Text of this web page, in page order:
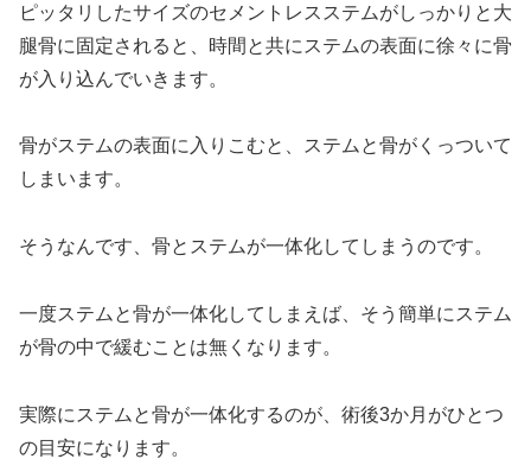
ピッタリしたサイズのセメントレスステムがしっかりと大
腿骨に固定されると、時間と共にステムの表面に徐々に骨
が入り込んでいきます。
骨がステムの表面に入りこむと、ステムと骨がくっついて
しまいます。
そうなんです、骨とステムが一体化してしまうのです。
一度ステムと骨が一体化してしまえば、そう簡単にステム
が骨の中で緩むことは無くなります。
実際にステムと骨が一体化するのが、術後3か月がひとつ
の目安になります。